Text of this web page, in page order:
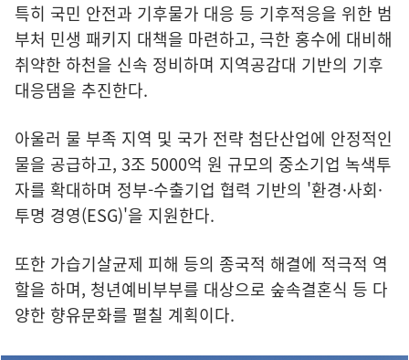
특히 국민 안전과 기후물가 대응 등 기후적응을 위한 범
부처 민생 패키지 대책을 마련하고, 극한 홍수에 대비해
취약한 하천을 신속 정비하며 지역공감대 기반의 기후
대응댐을 추진한다.
아울러 물 부족 지역 및 국가 전략 첨단산업에 안정적인
물을 공급하고, 3조 5000억 원 규모의 중소기업 녹색투
자를 확대하며 정부-수출기업 협력 기반의 '환경·사회·
투명 경영(ESG)'을 지원한다.
또한 가습기살균제 피해 등의 종국적 해결에 적극적 역
할을 하며, 청년예비부부를 대상으로 숲속결혼식 등 다
양한 향유문화를 펼칠 계획이다.